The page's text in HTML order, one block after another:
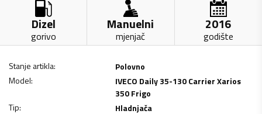
Dizel
gorivo
Manuelni
mjenjač
2016
godište
Stanje artikla:
Polovno
Model:
IVECO Daily 35-130 Carrier Xarios
350 Frigo
Tip:
Hladnjača